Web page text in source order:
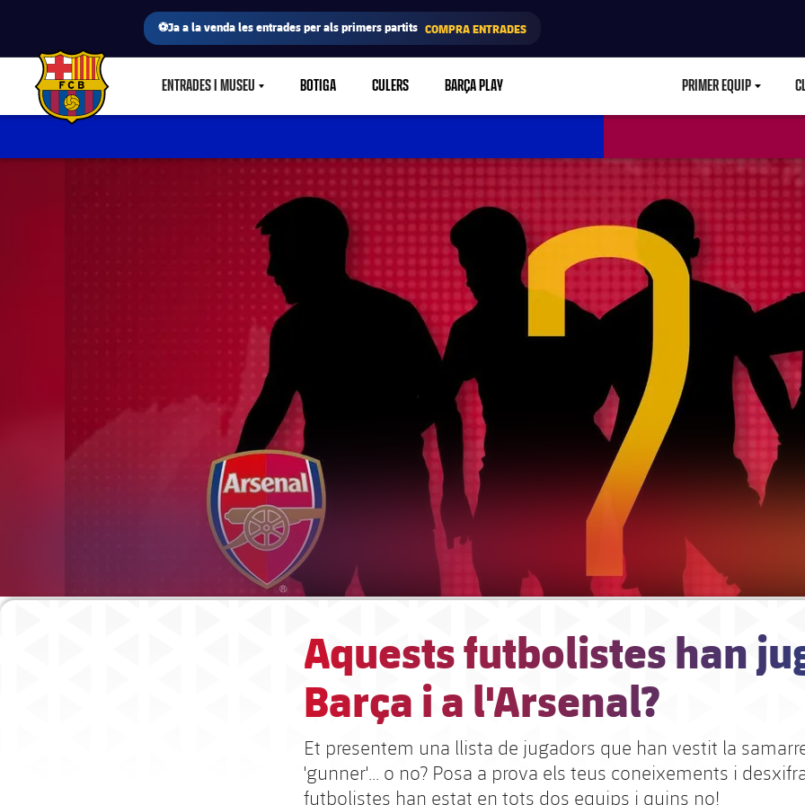
⚽Ja a la venda les entrades per als primers partits COMPRA ENTRADES
FC Barcelona club badge ENTRADES I MUSEULABEL.SHARE.CARETDOWN
BOTIGA CULERS BARÇA PLAY PRIMER EQUIP
Aquests futbolistes han
Barça i a l'Arsenal?
Et presentem una llista de jugadors que han vestit la
'gunner'... o no? Posa a prova els teus coneixements i
futbolistes han estat en tots dos equips i quins no!